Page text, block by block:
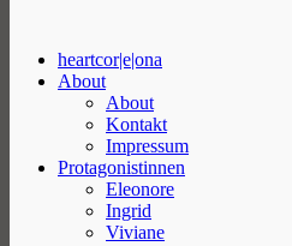
heartcor|e|ona
About
About
Kontakt
Impressum
Protagonistinnen
Eleonore
Ingrid
Viviane